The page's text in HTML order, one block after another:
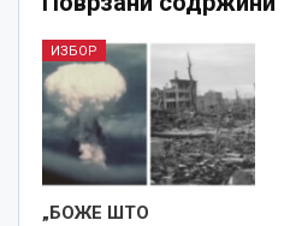
ИЗБОР
„БОЖЕ ШТО